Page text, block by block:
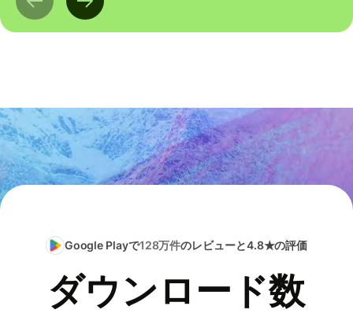
Google Playで128万件のレビューと4.8★の評価
ダウンロード数